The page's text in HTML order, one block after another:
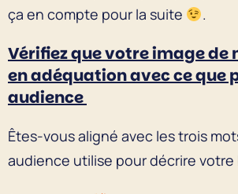
ça en compte pour la suite
.
Vérifiez que votre image de
en adéquation avec ce que
audience
Êtes-vous aligné avec les trois
audience utilise pour décrire votre